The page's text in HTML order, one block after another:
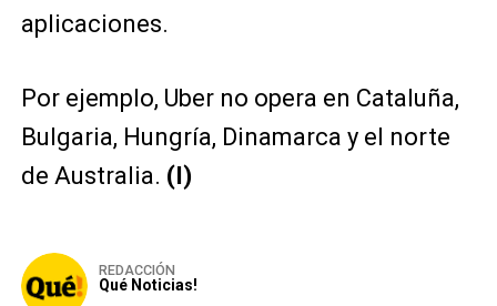
aplicaciones.
Por ejemplo, Uber no opera en Cataluña,
Bulgaria, Hungría, Dinamarca y el norte
de Australia. (I)
REDACCIÓN
Qué Noticias!